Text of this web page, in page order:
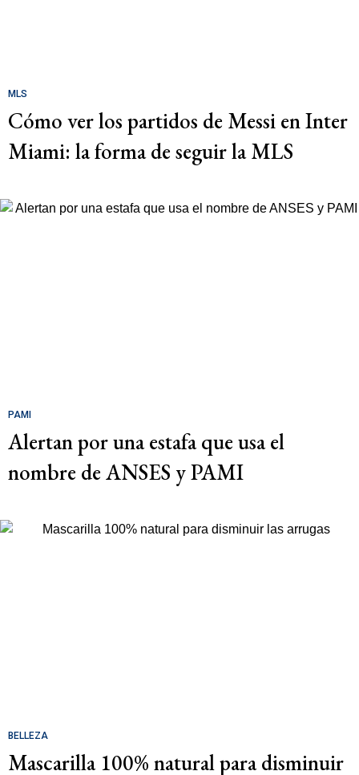
MLS
Cómo ver los partidos de Messi en Inter
Miami: la forma de seguir la MLS
PAMI
Alertan por una estafa que usa el
nombre de ANSES y PAMI
BELLEZA
Mascarilla 100% natural para disminuir